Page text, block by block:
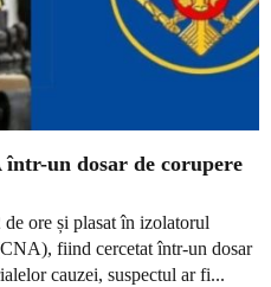
un dosar de corupere
ore și plasat în izolatorul
fiind cercetat într-un dosar
cauzei, suspectul ar fi...